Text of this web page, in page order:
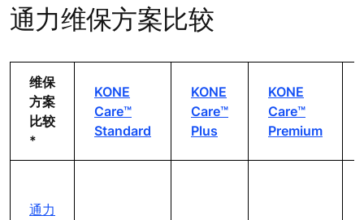
通力维保方案比较
维保
方案
比较
*
KONE
Care™
Standard
KONE
Care™
Plus
KONE
Care™
Premium
通力